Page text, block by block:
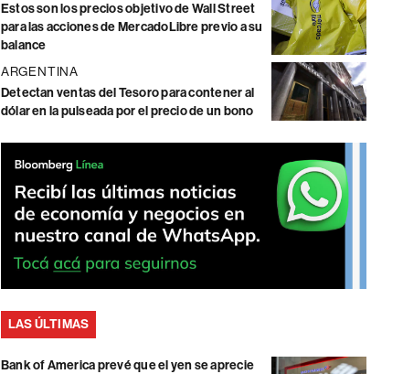
Estos son los precios objetivo de Wall Street
para las acciones de MercadoLibre previo a su
balance
ARGENTINA
Detectan ventas del Tesoro para contener al
dólar en la pulseada por el precio de un bono
LAS ÚLTIMAS
Bank of America prevé que el yen se aprecie